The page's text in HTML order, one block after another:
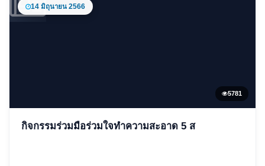
14 มิถุนายน 2566
5781
กิจกรรมร่วมมือร่วมใจทำความสะอาด 5 ส